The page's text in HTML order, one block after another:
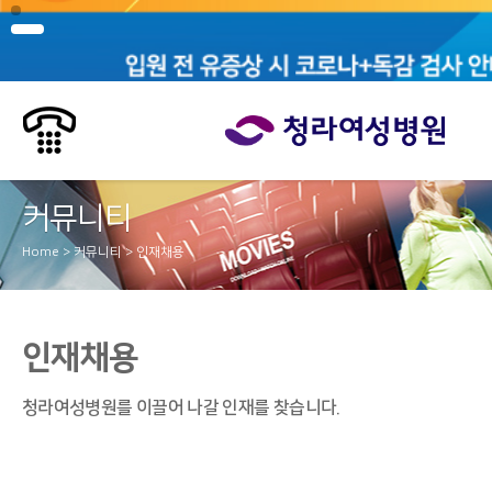
커뮤니티
Home > 커뮤니티 > 인재채용
인재채용
청라여성병원를 이끌어 나갈 인재를 찾습니다.